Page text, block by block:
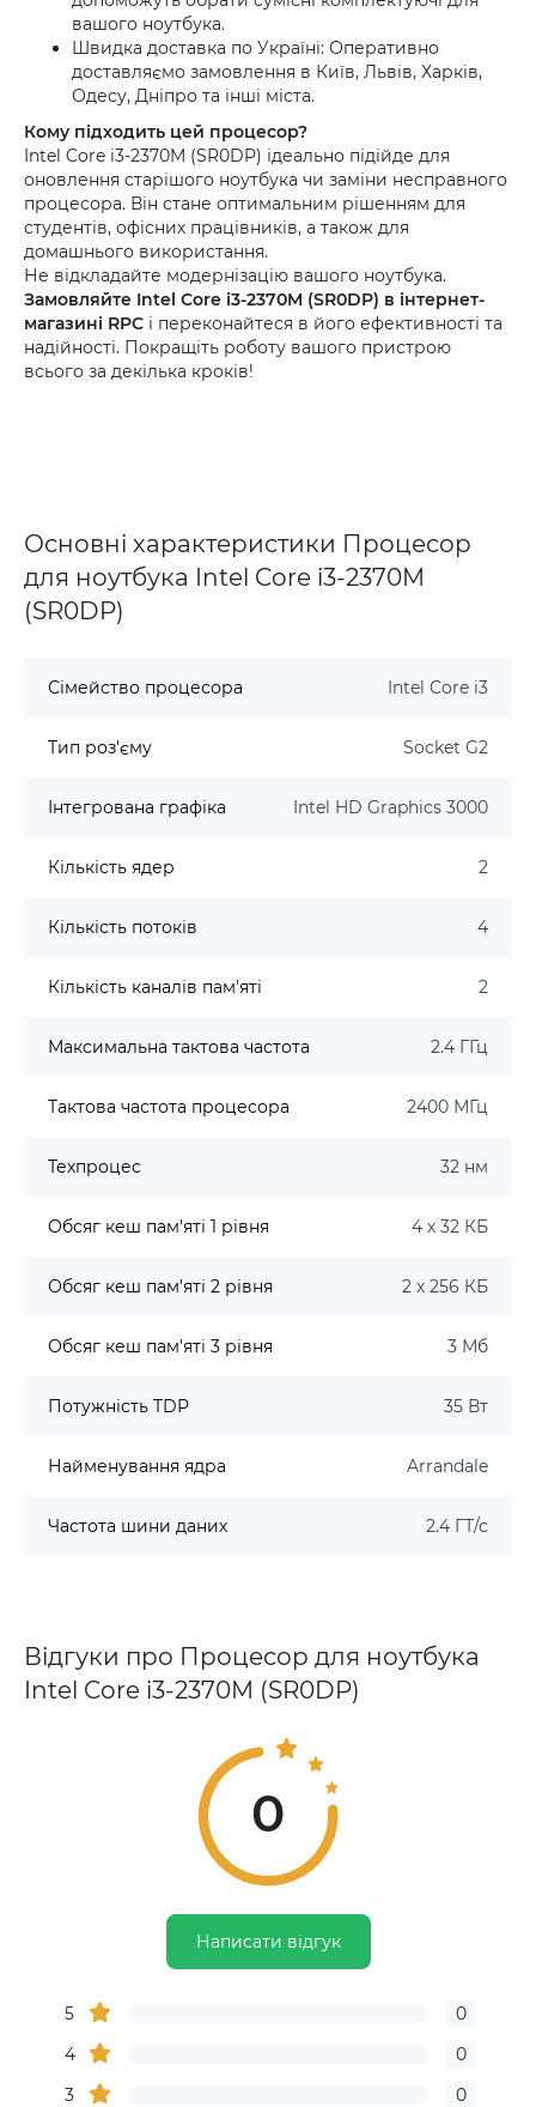
вашого ноутбука.
Швидка доставка по Україні: Оперативно
доставляємо замовлення в Київ, Львів, Харків,
Одесу, Дніпро та інші міста.
Кому підходить цей процесор?
Intel Core i3-2370M (SR0DP) ідеально підійде для
оновлення старішого ноутбука чи заміни несправного
процесора. Він стане оптимальним рішенням для
студентів, офісних працівників, а також для
домашнього використання.
Не відкладайте модернізацію вашого ноутбука.
Замовляйте Intel Core i3-2370M (SR0DP) в інтернет-
магазині RPC і переконайтеся в його ефективності та
надійності. Покращіть роботу вашого пристрою
всього за декілька кроків!
Основні характеристики Процесор
для ноутбука Intel Core i3-2370M
(SR0DP)
Сімейство процесора Intel Core i3
Тип роз'єму Socket G2
Інтегрована графіка Intel HD Graphics 3000
Кількість ядер 2
Кількість потоків 4
Кількість каналів пам'яті 2
Максимальна тактова частота 2.4 ГГц
Тактова частота процесора 2400 МГц
Техпроцес 32 нм
Обсяг кеш пам'яті 1 рівня 4 х 32 КБ
Обсяг кеш пам'яті 2 рівня 2 х 256 КБ
Обсяг кеш пам'яті 3 рівня 3 Мб
Потужність TDP 35 Вт
Найменування ядра Arrandale
Частота шини даних 2.4 ГТ/с
Відгуки про Процесор для ноутбука
Intel Core i3-2370M (SR0DP)
0
Написати відгук
5
0
4
0
3
0